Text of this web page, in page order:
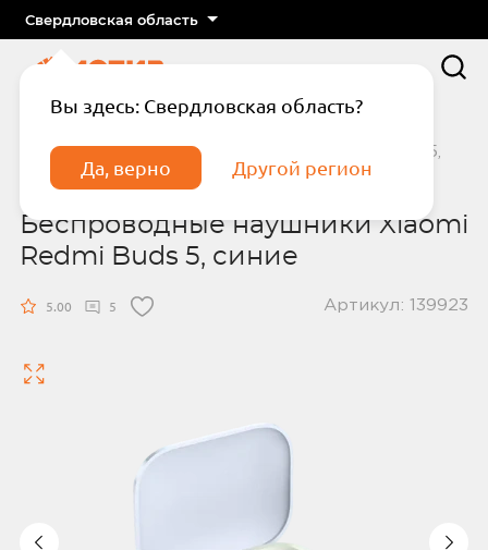
Свердловская область
Вы здесь: Свердловская область?
Да, верно Другой регион
Беспроводные наушники Xiaomi Redmi Buds 5,
Беспроводные наушники Xiaomi
Redmi Buds 5, синие
5.00 5 Артикул: 139923
Отправить код еще раз через